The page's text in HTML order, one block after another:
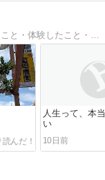
人生って、本
い
10日前